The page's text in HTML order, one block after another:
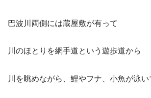
巴波川両側には蔵屋敷が有って
川のほとりを網手道という遊歩道から
川を眺めながら、鯉やフナ、小魚が泳い